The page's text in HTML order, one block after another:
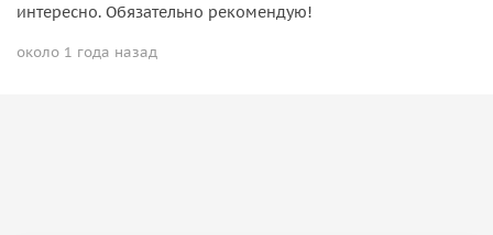
интересно. Обязательно рекомендую!
около 1 года назад